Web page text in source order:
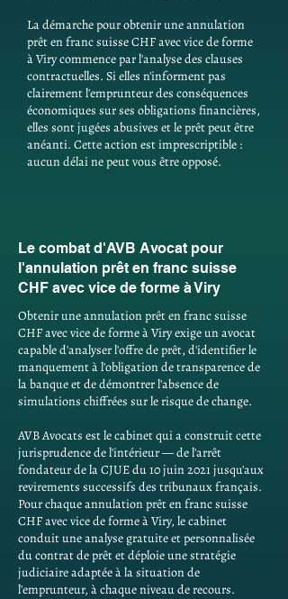
La démarche pour obtenir une annulation
prêt en franc suisse CHF avec vice de forme
à Viry commence par l'analyse des clauses
contractuelles. Si elles n'informent pas
clairement l'emprunteur des conséquences
économiques sur ses obligations financières,
elles sont jugées abusives et le prêt peut être
anéanti. Cette action est imprescriptible :
aucun délai ne peut vous être opposé.
Le combat d'AVB Avocat pour
l'annulation prêt en franc suisse
CHF avec vice de forme à Viry
Obtenir une annulation prêt en franc suisse
CHF avec vice de forme à Viry exige un avocat
capable d'analyser l'offre de prêt, d'identifier le
manquement à l'obligation de transparence de
la banque et de démontrer l'absence de
simulations chiffrées sur le risque de change.
AVB Avocats est le cabinet qui a construit cette
jurisprudence de l'intérieur — de l'arrêt
fondateur de la CJUE du 10 juin 2021 jusqu'aux
revirements successifs des tribunaux français.
Pour chaque annulation prêt en franc suisse
CHF avec vice de forme à Viry, le cabinet
conduit une analyse gratuite et personnalisée
du contrat de prêt et déploie une stratégie
judiciaire adaptée à la situation de
l'emprunteur, à chaque niveau de recours.